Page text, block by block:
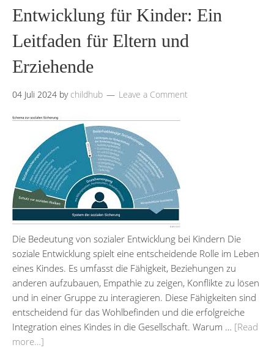
Entwicklung für Kinder: Ein
Leitfaden für Eltern und
Erziehende
04 Juli 2024 by childhub Leave a Comment
Die Bedeutung von sozialer Entwicklung bei Kindern Die
soziale Entwicklung spielt eine entscheidende Rolle im Leben
eines Kindes. Es umfasst die Fähigkeit, Beziehungen zu
anderen aufzubauen, Empathie zu zeigen, Konflikte zu lösen
und in einer Gruppe zu interagieren. Diese Fähigkeiten sind
entscheidend für das Wohlbefinden und die erfolgreiche
Integration eines Kindes in die Gesellschaft. Warum … [Read
more…]